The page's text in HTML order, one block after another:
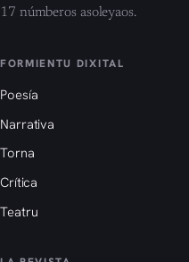
17 númberos asoleyaos.
FORMIENTU DIXITAL
Poesía
Narrativa
Torna
Crítica
Teatru